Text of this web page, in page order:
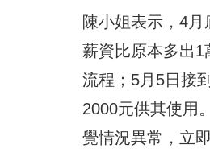
陳小姐表示，4
薪資比原本多出1
流程；5月5日接
2000元供其使用
覺情況異常，立